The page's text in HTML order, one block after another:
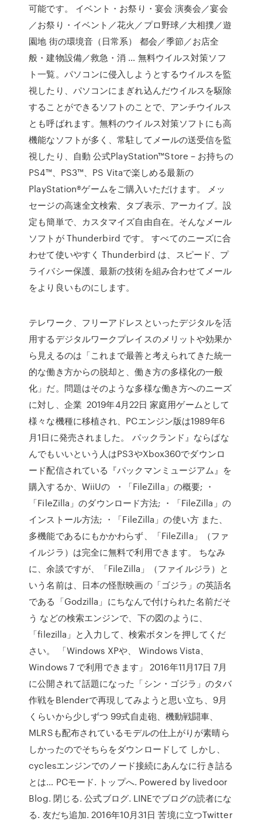
可能です。 イベント・お祭り・宴会 演奏会／宴会
／お祭り・イベント／花火／プロ野球／大相撲／遊
園地 街の環境音（日常系） 都会／季節／お店全
般・建物設備／救急・消 … 無料ウイルス対策ソフ
ト一覧。パソコンに侵入しようとするウイルスを監
視したり、パソコンにまぎれ込んだウイルスを駆除
することができるソフトのことで、アンチウイルス
とも呼ばれます。無料のウイルス対策ソフトにも高
機能なソフトが多く、常駐してメールの送受信を監
視したり、自動 公式PlayStation™Store – お持ちの
PS4™、PS3™、PS Vitaで楽しめる最新の
PlayStation®ゲームをご購入いただけます。 メッ
セージの高速全文検索、タブ表示、アーカイブ。設
定も簡単で、カスタマイズ自由自在。そんなメール
ソフトが Thunderbird です。 すべてのニーズに合
わせて使いやすく Thunderbird は、スピード、プ
ライバシー保護、最新の技術を組み合わせてメール
をより良いものにします。
テレワーク、フリーアドレスといったデジタルを活
用するデジタルワークプレイスのメリットや効果か
ら見えるのは「これまで最善と考えられてきた統一
的な働き方からの脱却と、働き方の多様化の一般
化」だ。問題はそのような多様な働き方へのニーズ
に対し、企業 2019年4月22日 家庭用ゲームとして
様々な機種に移植され、PCエンジン版は1989年6
月1日に発売されました。 パックランド』ならばな
んでもいいという人はPS3やXbox360でダウンロ
ード配信されている『パックマンミュージアム』を
購入するか、WiiUの ・「FileZilla」の概要; ・
「FileZilla」のダウンロード方法; ・「FileZilla」の
インストール方法; ・「FileZilla」の使い方 また、
多機能であるにもかかわらず、「FileZilla」（ファ
イルジラ）は完全に無料で利用できます。 ちなみ
に、余談ですが、「FileZilla」（ファイルジラ）と
いう名前は、日本の怪獣映画の「ゴジラ」の英語名
である「Godzilla」にちなんで付けられた名前だそ
う などの検索エンジンで、下の図のように、
「filezilla」と入力して、検索ボタンを押してくだ
さい。 「Windows XPや、 Windows Vista、
Windows 7 で利用できます」 2016年11月17日 7月
に公開されて話題になった「シン・ゴジラ」のタバ
作戦をBlenderで再現してみようと思い立ち、9月
くらいから少しずつ 99式自走砲、機動戦闘車、
MLRSも配布されているモデルの仕上がりが素晴ら
しかったのでそちらをダウンロードして しかし、
cyclesエンジンでのノード接続にあんなに行き詰る
とは… PCモード. トップへ. Powered by livedoor
Blog. 閉じる. 公式ブログ. LINEでブログの読者にな
る. 友だち追加. 2016年10月31日 苦境に立つTwitter